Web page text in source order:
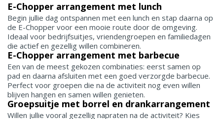
E-Chopper arrangement met lunch
Begin jullie dag ontspannen met een lunch en stap daarna op
de E-Chopper voor een mooie route door de omgeving.
Ideaal voor bedrijfsuitjes, vriendengroepen en familiedagen
die actief en gezellig willen combineren.
E-Chopper arrangement met barbecue
Een van de meest gekozen combinaties: eerst samen op
pad en daarna afsluiten met een goed verzorgde barbecue.
Perfect voor groepen die na de activiteit nog even willen
blijven hangen en samen willen genieten.
Groepsuitje met borrel en drankarrangement
Willen jullie vooral gezellig napraten na de activiteit? Kies